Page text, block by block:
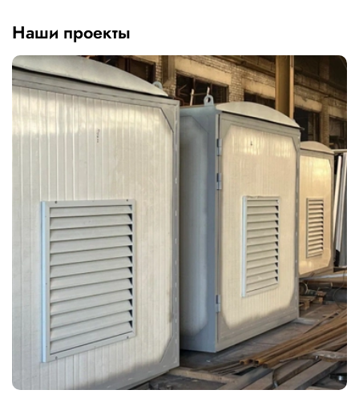
Наши проекты